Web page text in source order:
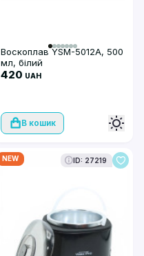
Воскоплав YSM-5012A, 500
мл, білий
420 UAH
В кошик
NEW ID: 27219